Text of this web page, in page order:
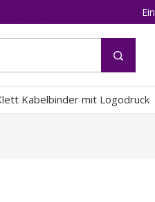
Kabelbinder mit Logodruck